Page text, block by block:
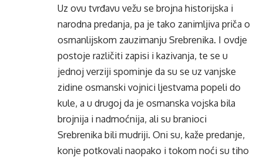
Uz ovu tvrđavu vežu se brojna historijska i
narodna predanja, pa je tako zanimljiva priča o
osmanlijskom zauzimanju Srebrenika. I ovdje
postoje različiti zapisi i kazivanja, te se u
jednoj verziji spominje da su se uz vanjske
zidine osmanski vojnici ljestvama popeli do
kule, a u drugoj da je osmanska vojska bila
brojnija i nadmoćnija, ali su branioci
Srebrenika bili mudriji. Oni su, kaže predanje,
konje potkovali naopako i tokom noći su tiho